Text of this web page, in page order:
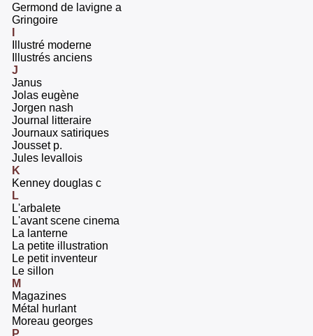
‎Germond de lavigne a‎
‎Gringoire‎
‎Illustré moderne‎
‎Illustrés anciens‎
J
‎Janus‎
‎Jolas eugène‎
‎Jorgen nash‎
‎Journal litteraire‎
‎Journaux satiriques‎
‎Jousset p.‎
‎Jules levallois‎
K
‎Kenney douglas c‎
L
‎L'arbalete ‎
‎L'avant scene cinema‎
‎La lanterne‎
‎La petite illustration‎
‎Le petit inventeur‎
‎Le sillon‎
M
‎Magazines‎
‎Métal hurlant‎
‎Moreau georges‎